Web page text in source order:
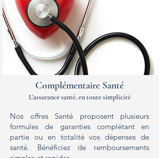
Complémentaire Santé
L’assurance santé, en toute simplicité
Nos offres Santé proposent plusieurs
formules de garanties complétant en
partie ou en totalité vos dépenses de
santé. Bénéficiez de remboursements